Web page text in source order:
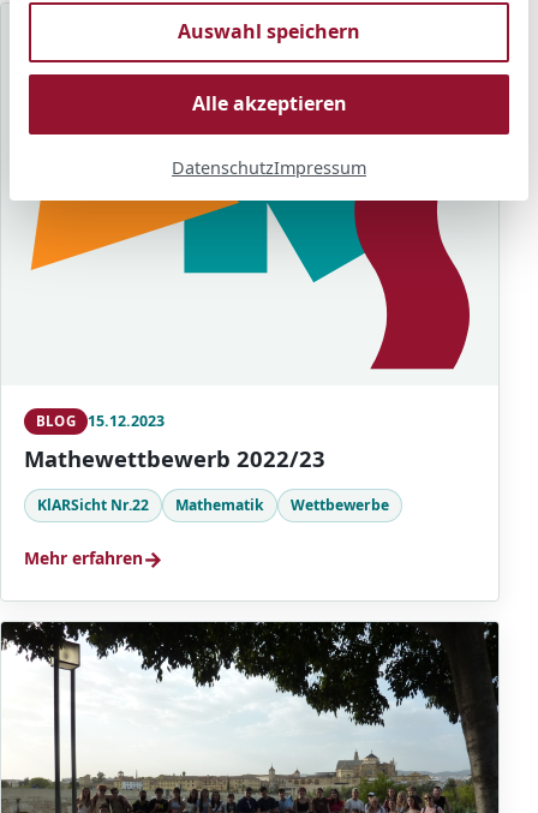
BLOG 15.12.2023
Mathewettbewerb 2022/23
KlARSicht Nr.22 Mathematik Wettbewerbe
Mehr erfahren→
Auswahl speichern
Alle akzeptieren
DatenschutzImpressum